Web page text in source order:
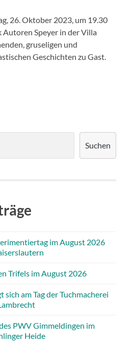
26. Oktober 2023, um 19.30
Speyer in der Villa
gruseligen und
Geschichten zu Gast.
Suchen
im August 2026
Trifels im August 2026
am Tag der Tuchmacherei
PWV Gimmeldingen im
Heide